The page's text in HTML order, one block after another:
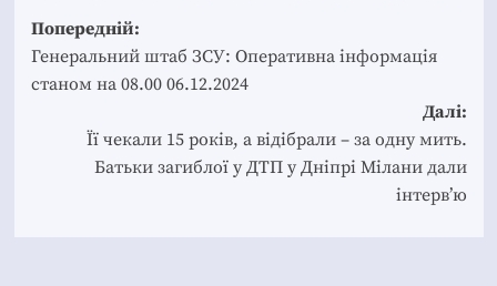
Post
navigation
Попередній:
Генеральний штаб ЗСУ: Оперативна інформація
станом на 08.00 06.12.2024
Далі:
Її чекали 15 років, а відібрали – за одну мить.
Батьки загиблої у ДТП у Дніпрі Мілани дали
інтерв’ю